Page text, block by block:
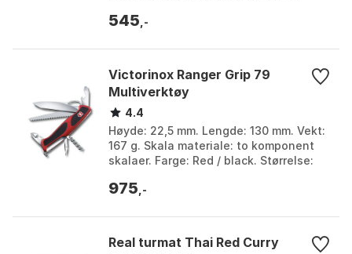
Multicolor. Større...
545 ,-
Victorinox Ranger Grip 79
Multiverktøy
4.4
Høyde: 22,5 mm. Lengde: 130 mm. Vekt:
167 g. Skala materiale: to komponent
skalaer. Farge: Red / black. Størrelse:
975 ,-
Real turmat Thai Red Curry